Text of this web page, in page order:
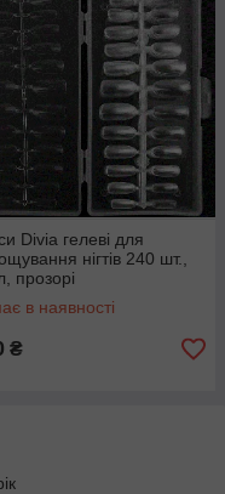
Divia гелеві для
нігтів 240 шт.,
прозорі
в наявності
₴